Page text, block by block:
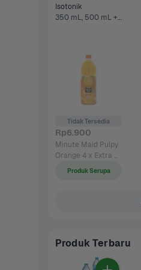
350 mL, 500 mL +1 Lainnya
Tidak Tersedia
Rp6.900
Minute Maid Pulpy
Orange 4 x Extra
Produk Serupa
Produk Terbaru